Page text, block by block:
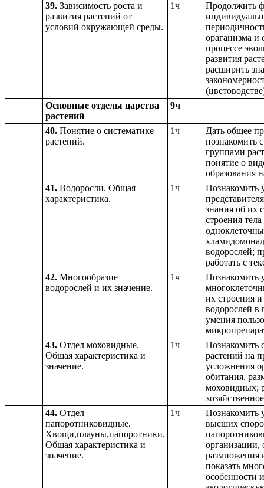
39. Зависимость роста и
развития растений от
условий окружающей среды.
1ч
Продолжить
ораганизма и
процессе
развития
расширить
Основные отделы царства
растений
9ч
40. Понятие о систематике
растений.
1ч
Дать общее
познакомить
группами
понятие о
образования
41. Водоросли. Общая
характеристика.
1ч
Познакомить
знания об их
строения
водорослей;
работать с
42. Многообразие
водорослей и их значение.
1ч
Познакомить
их строения и
водорослей в
умения
43. Отдел моховидные.
Общая характеристика и
значение.
1ч
Познакомить
растений на
усложнения
обитания,
моховидных;
44. Отдел
папоротниковидные.
Хвощи,плауны,папоротники.
Общая характеристика и
значение.
1ч
Познакомить
высших
организации,
размножения
показать
особенности